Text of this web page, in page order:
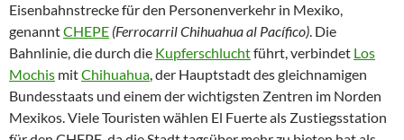
Eisenbahnstrecke für den Personenverkehr in Mexiko,
genanntCHEPE (Ferrocarril Chihuahua al Pacífico). Die
Bahnlinie, die durch die Kupferschluchtführt, verbindet Los
Mochis mitChihuahua, der Hauptstadt des gleichnamigen
Bundesstaats und einem der wichtigsten Zentren im Norden
Mexikos. Viele Touristen wählen El Fuerte als Zustiegsstation